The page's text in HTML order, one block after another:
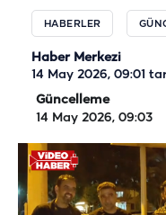
HABERLER
Haber Merkezi
14 May 2026, 09:01
Güncelleme
14 May 2026, 09:03